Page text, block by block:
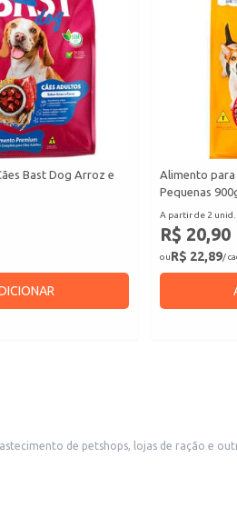
Bast Dog Arroz e
Alimento para
Pequenas
A partir de 2 unid.
R$ 20,90
ouR$ 22,89/
de petshops, lojas de ração e